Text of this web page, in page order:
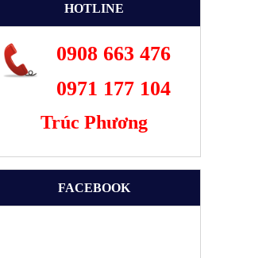
HOTLINE
0908 663 476
0971 177 104
Trúc Phương
FACEBOOK